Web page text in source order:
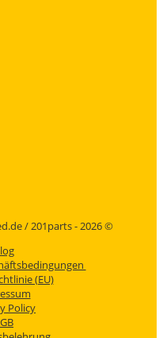
/ 201parts - 2026 ©
(EU)
Policy